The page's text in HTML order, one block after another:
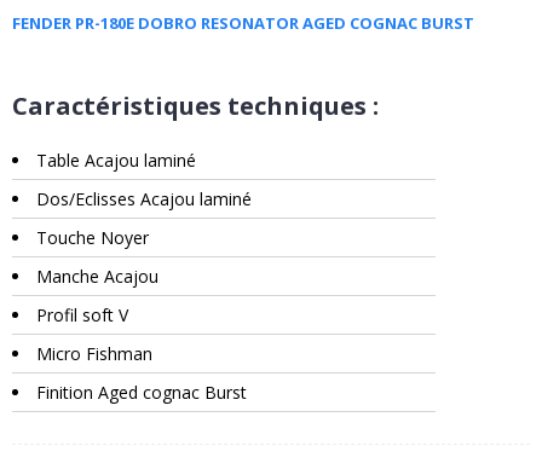
FENDER PR-180E DOBRO RESONATOR AGED COGNAC BURST
Caractéristiques techniques :
Table Acajou laminé
Dos/Eclisses Acajou laminé
Touche Noyer
Manche Acajou
Profil soft V
Micro Fishman
Finition Aged cognac Burst